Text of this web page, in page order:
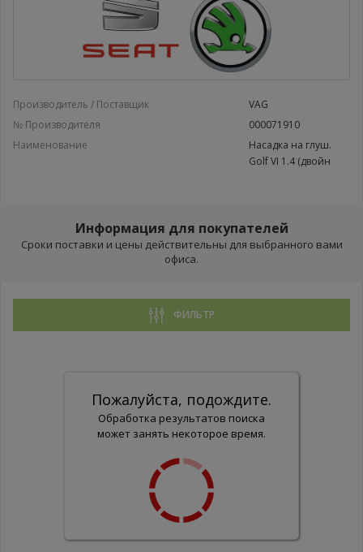
Производитель / Поставщик
VAG
№ Производителя
000071910
Наименование
Насадка на глуш.
Golf VI 1.4 (двойн
Информация для покупателей
Сроки поставки и цены действительны для выбранного вами
офиса.
ФИЛЬТР
Пожалуйста, подождите.
Обработка результатов поиска
может занять некоторое время.